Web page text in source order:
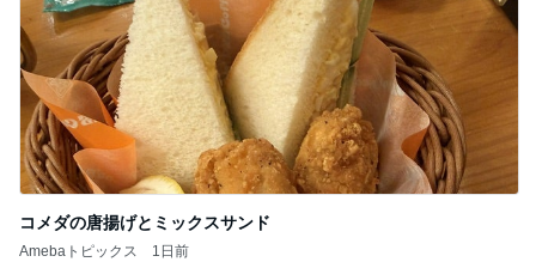
コメダの唐揚げとミックスサンド
Amebaトピックス 1日前